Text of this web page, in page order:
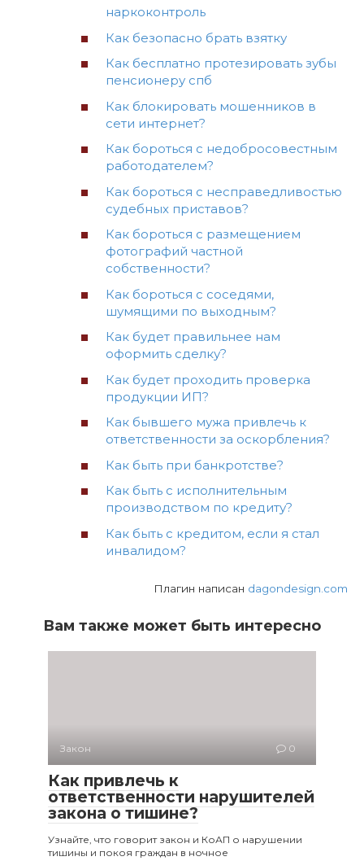
наркоконтроль
Как безопасно брать взятку
Как бесплатно протезировать зубы
пенсионеру спб
Как блокировать мошенников в
сети интернет?
Как бороться с недобросовестным
работодателем?
Как бороться с несправедливостью
судебных приставов?
Как бороться с размещением
фотографий частной
собственности?
Как бороться с соседями,
шумящими по выходным?
Как будет правильнее нам
оформить сделку?
Как будет проходить проверка
продукции ИП?
Как бывшего мужа привлечь к
ответственности за оскорбления?
Как быть при банкротстве?
Как быть с исполнительным
производством по кредиту?
Как быть с кредитом, если я стал
инвалидом?
Плагин написан dagondesign.com
Вам также может быть интересно
Закон 0
Как привлечь к
ответственности нарушителей
закона о тишине?
Узнайте, что говорит закон и КоАП о нарушении
тишины и покоя граждан в ночное